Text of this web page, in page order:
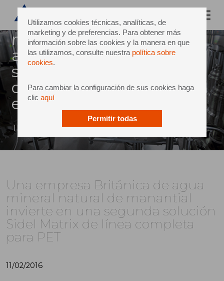
Utilizamos cookies técnicas, analíticas, de
marketing y de preferencias. Para obtener más
información sobre las cookies y la manera en que
las utilizamos, consulte nuestra política sobre
cookies.
Para cambiar la configuración de sus cookies haga
clic aquí
Permitir todas
creciente demanda de sus
clientes, la empresa familiar
montgomery waters
adquirió una segunda
solución de línea completa
de sidel, el productor líder en
el abastecimiento d
11 febrero 2016
Una empresa Británica de agua
mineral natural de manantial
invierte en una segunda solución
Sidel Matrix de línea completa
para PET
11/02/2016